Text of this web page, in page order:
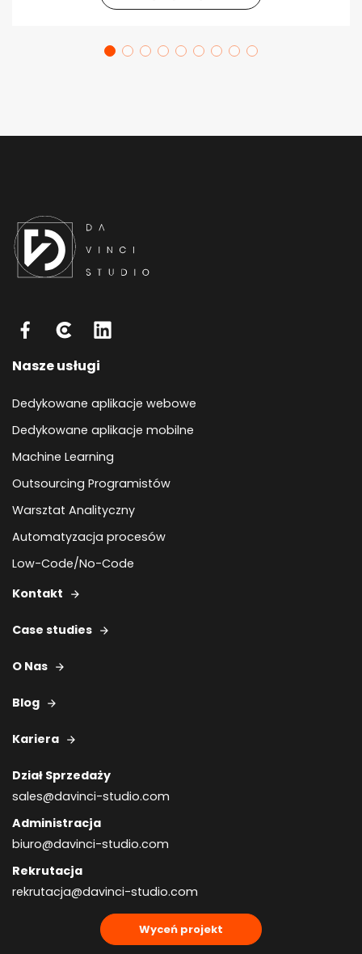
Nasze usługi
Dedykowane aplikacje webowe
Dedykowane aplikacje mobilne
Machine Learning
Outsourcing Programistów
Warsztat Analityczny
Automatyzacja procesów
Low-Code/No-Code
Kontakt
Case studies
O Nas
Blog
Kariera
Dział Sprzedaży
sales@davinci-studio.com
Administracja
biuro@davinci-studio.com
Rekrutacja
rekrutacja@davinci-studio.com
Wyceń projekt